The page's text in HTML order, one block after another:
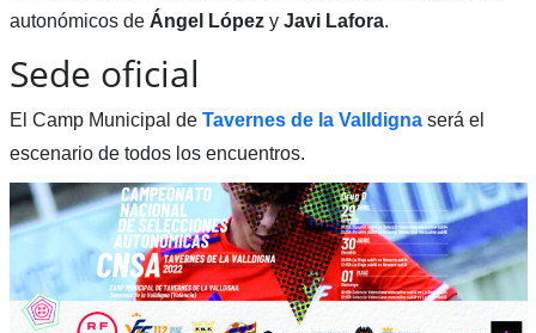
autonómicos de Ángel Lópezy Javi Lafora.
Sede oficial
El Camp Municipal de Tavernes de la Valldignaserá el
escenario de todos los encuentros.